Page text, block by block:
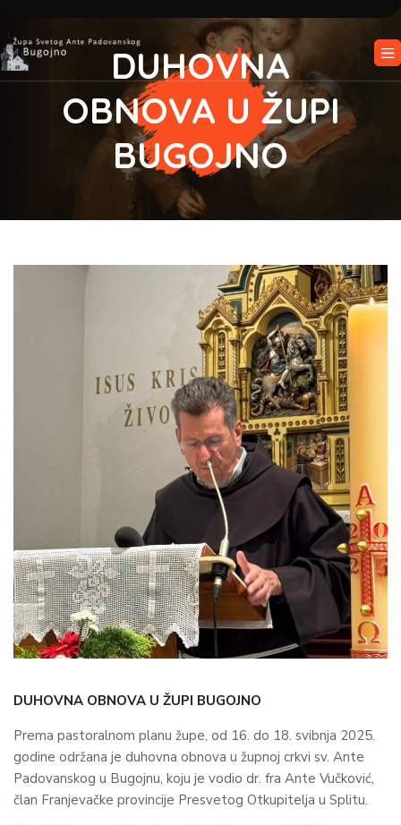
DUHOVNA
OBNOVA U ŽUPI
BUGOJNO
DUHOVNA OBNOVA U ŽUPI BUGOJNO
Prema pastoralnom planu župe, od 16. do 18. svibnja 2025.
godine održana je duhovna obnova u župnoj crkvi sv. Ante
Padovanskog u Bugojnu, koju je vodio dr. fra Ante Vučković,
član Franjevačke provincije Presvetog Otkupitelja u Splitu.